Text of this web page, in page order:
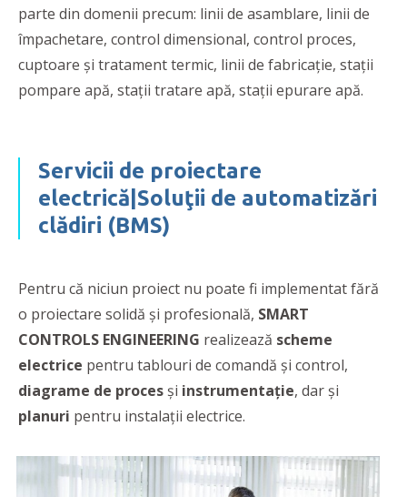
parte din domenii precum: linii de asamblare, linii de
împachetare, control dimensional, control proces,
cuptoare și tratament termic, linii de fabricație, stații
pompare apă, stații tratare apă, stații epurare apă.
Servicii de proiectare
electrică|Soluţii de automatizări
clădiri (BMS)
Pentru că niciun proiect nu poate fi implementat fără
o proiectare solidă şi profesională, SMART
CONTROLS ENGINEERING realizează scheme
electrice pentru tablouri de comandă şi control,
diagrame de proces şi instrumentaţie, dar şi
planuri pentru instalaţii electrice.